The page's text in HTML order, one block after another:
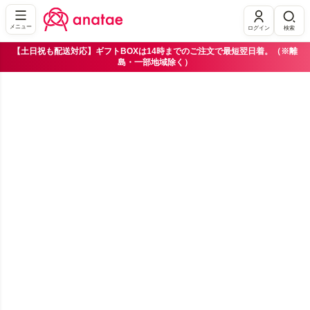
メニュー ログイン 検索
【土日祝も配送対応】ギフトBOXは14時までのご注文で最短翌日着。（※離
島・一部地域除く）